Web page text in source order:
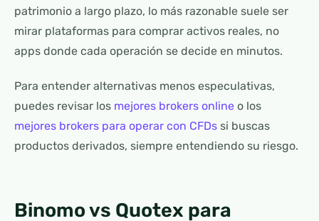
patrimonio a largo plazo, lo más razonable suele ser
mirar plataformas para comprar activos reales, no
apps donde cada operación se decide en minutos.
Para entender alternativas menos especulativas,
puedes revisar los mejores brokers online o los
mejores brokers para operar con CFDs si buscas
productos derivados, siempre entendiendo su riesgo.
Binomo vs Quotex para